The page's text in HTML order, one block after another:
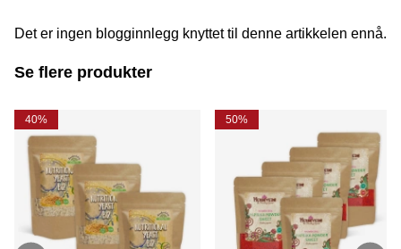
Det er ingen blogginnlegg knyttet til denne artikkelen ennå.
Se flere produkter
40% 50%